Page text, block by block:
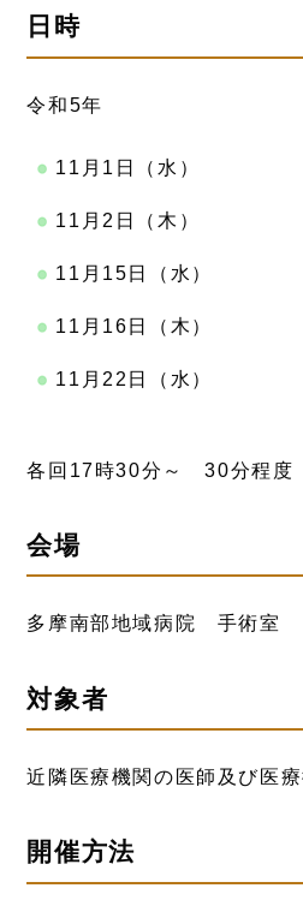
日時
令和5年
11月1日（水）
11月2日（木）
11月15日（水）
11月16日（木）
11月22日（水）
各回17時30分～ 30分程度
会場
多摩南部地域病院 手術室
対象者
近隣医療機関の医師及び医
開催方法